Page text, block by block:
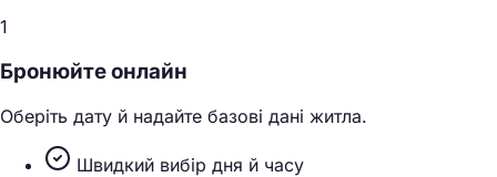
1
Бронюйте онлайн
Оберіть дату й надайте базові дані житла.
Швидкий вибір дня й часу